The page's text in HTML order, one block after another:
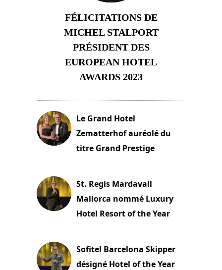
FÉLICITATIONS DE
MICHEL STALPORT
PRÉSIDENT DES
EUROPEAN HOTEL
AWARDS 2023
Le Grand Hotel
Zematterhof auréolé du
titre Grand Prestige
St. Regis Mardavall
Mallorca nommé Luxury
Hotel Resort of the Year
Sofitel Barcelona Skipper
désigné Hotel of the Year